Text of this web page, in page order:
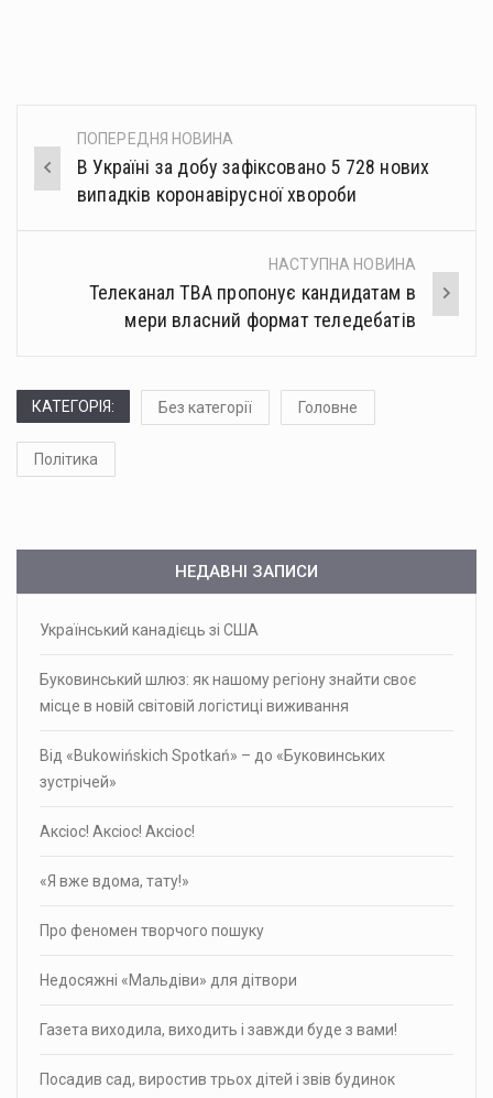
Post
navigation
ПОПЕРЕДНЯ НОВИНА
В Україні за добу зафіксовано 5 728 нових
випадків коронавірусної хвороби
НАСТУПНА НОВИНА
Телеканал ТВА пропонує кандидатам в
мери власний формат теледебатів
КАТЕГОРІЯ: Без категорії Головне
Політика
НЕДАВНІ ЗАПИСИ
Український канадієць зі США
Буковинський шлюз: як нашому регіону знайти своє
місце в новій світовій логістиці виживання
Від «Bukowińskich Spotkań» – до «Буковинських
зустрічей»
Аксіос! Аксіос! Аксіос!
«Я вже вдома, тату!»
Про фено­мен твор­чого пошуку
Недосяжні «Мальдіви» для дітвори
Газета виходила, виходить і завжди буде з вами!
Посадив сад, виростив трьох дітей і звів будинок